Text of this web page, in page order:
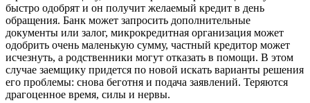
быстро одобрят и он получит желаемый кредит в день
обращения. Банк может запросить дополнительные
документы или залог, микрокредитная организация может
одобрить очень маленькую сумму, частный кредитор может
исчезнуть, а родственники могут отказать в помощи. В этом
случае заемщику придется по новой искать варианты решения
его проблемы: снова беготня и подача заявлений. Теряются
драгоценное время, силы и нервы.